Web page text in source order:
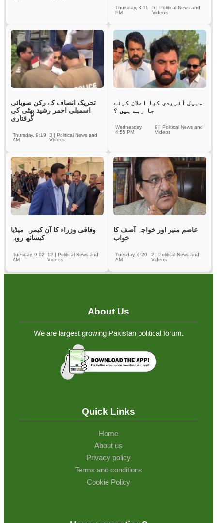
5 | Political News and
Videos
Thursday, 3:11
PM
تحریک انصاف کے رکن صوبائی
اسمبلی احمر رشید بھٹی کی
گرفتاری
3 | Political News and
Videos
Thursday, 9:19
AM
سہیل آفریدی کیا اعلان کرنے
جا رہے ہیں ؟
9 |Political News and
Videos
Wednesday,
4:55 PM
وفاقی وزراء کا آن کیمرہ میڈیا
کیساتھ رویہ
12 |Political News and
Videos
Tuesday, 9:02
AM
عاصم منیر اور خواجہ آصف کا
خواب
2 |Political News and
Videos
Tuesday, 6:20
AM
About Us
We are largest growing Pakistan political forum.
Quick Links
Home
About us
Privacy policy
Terms and conditions
Cookie Policy